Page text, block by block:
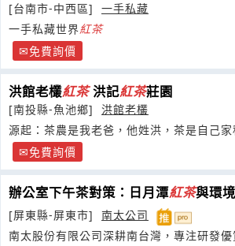
[台南市-中西區]
一手私藏
一手私藏世界紅茶
免費詢價
洪館老欉紅茶洪記紅茶莊園
[南投縣-魚池鄉]
洪館老欉
源起：茶農是我老爸，他姓洪，茶是自己家
就叫免費詢價
辦公室下午茶對策：日月潭紅茶與環
[屏東縣-屏東市]
南太公司
南太股份有限公司深耕南台灣，專注研發優